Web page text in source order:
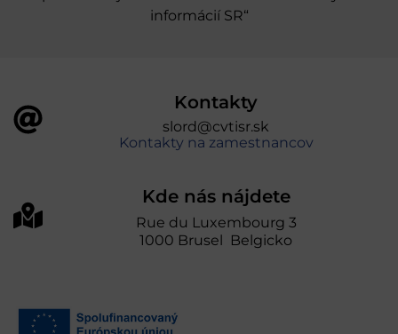
informácií SR“
Kontakty
slord@cvtisr.sk
Kontakty na zamestnancov
Kde nás nájdete
Rue du Luxembourg 3
1000 Brusel Belgicko